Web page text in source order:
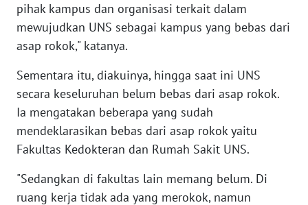
pihak kampus dan organisasi terkait dalam
mewujudkan UNS sebagai kampus yang bebas dari
asap rokok," katanya.
Sementara itu, diakuinya, hingga saat ini UNS
secara keseluruhan belum bebas dari asap rokok.
Ia mengatakan beberapa yang sudah
mendeklarasikan bebas dari asap rokok yaitu
Fakultas Kedokteran dan Rumah Sakit UNS.
"Sedangkan di fakultas lain memang belum. Di
ruang kerja tidak ada yang merokok, namun
PAPUA
WN
BARAT
WN
RIAU
SERAMBI